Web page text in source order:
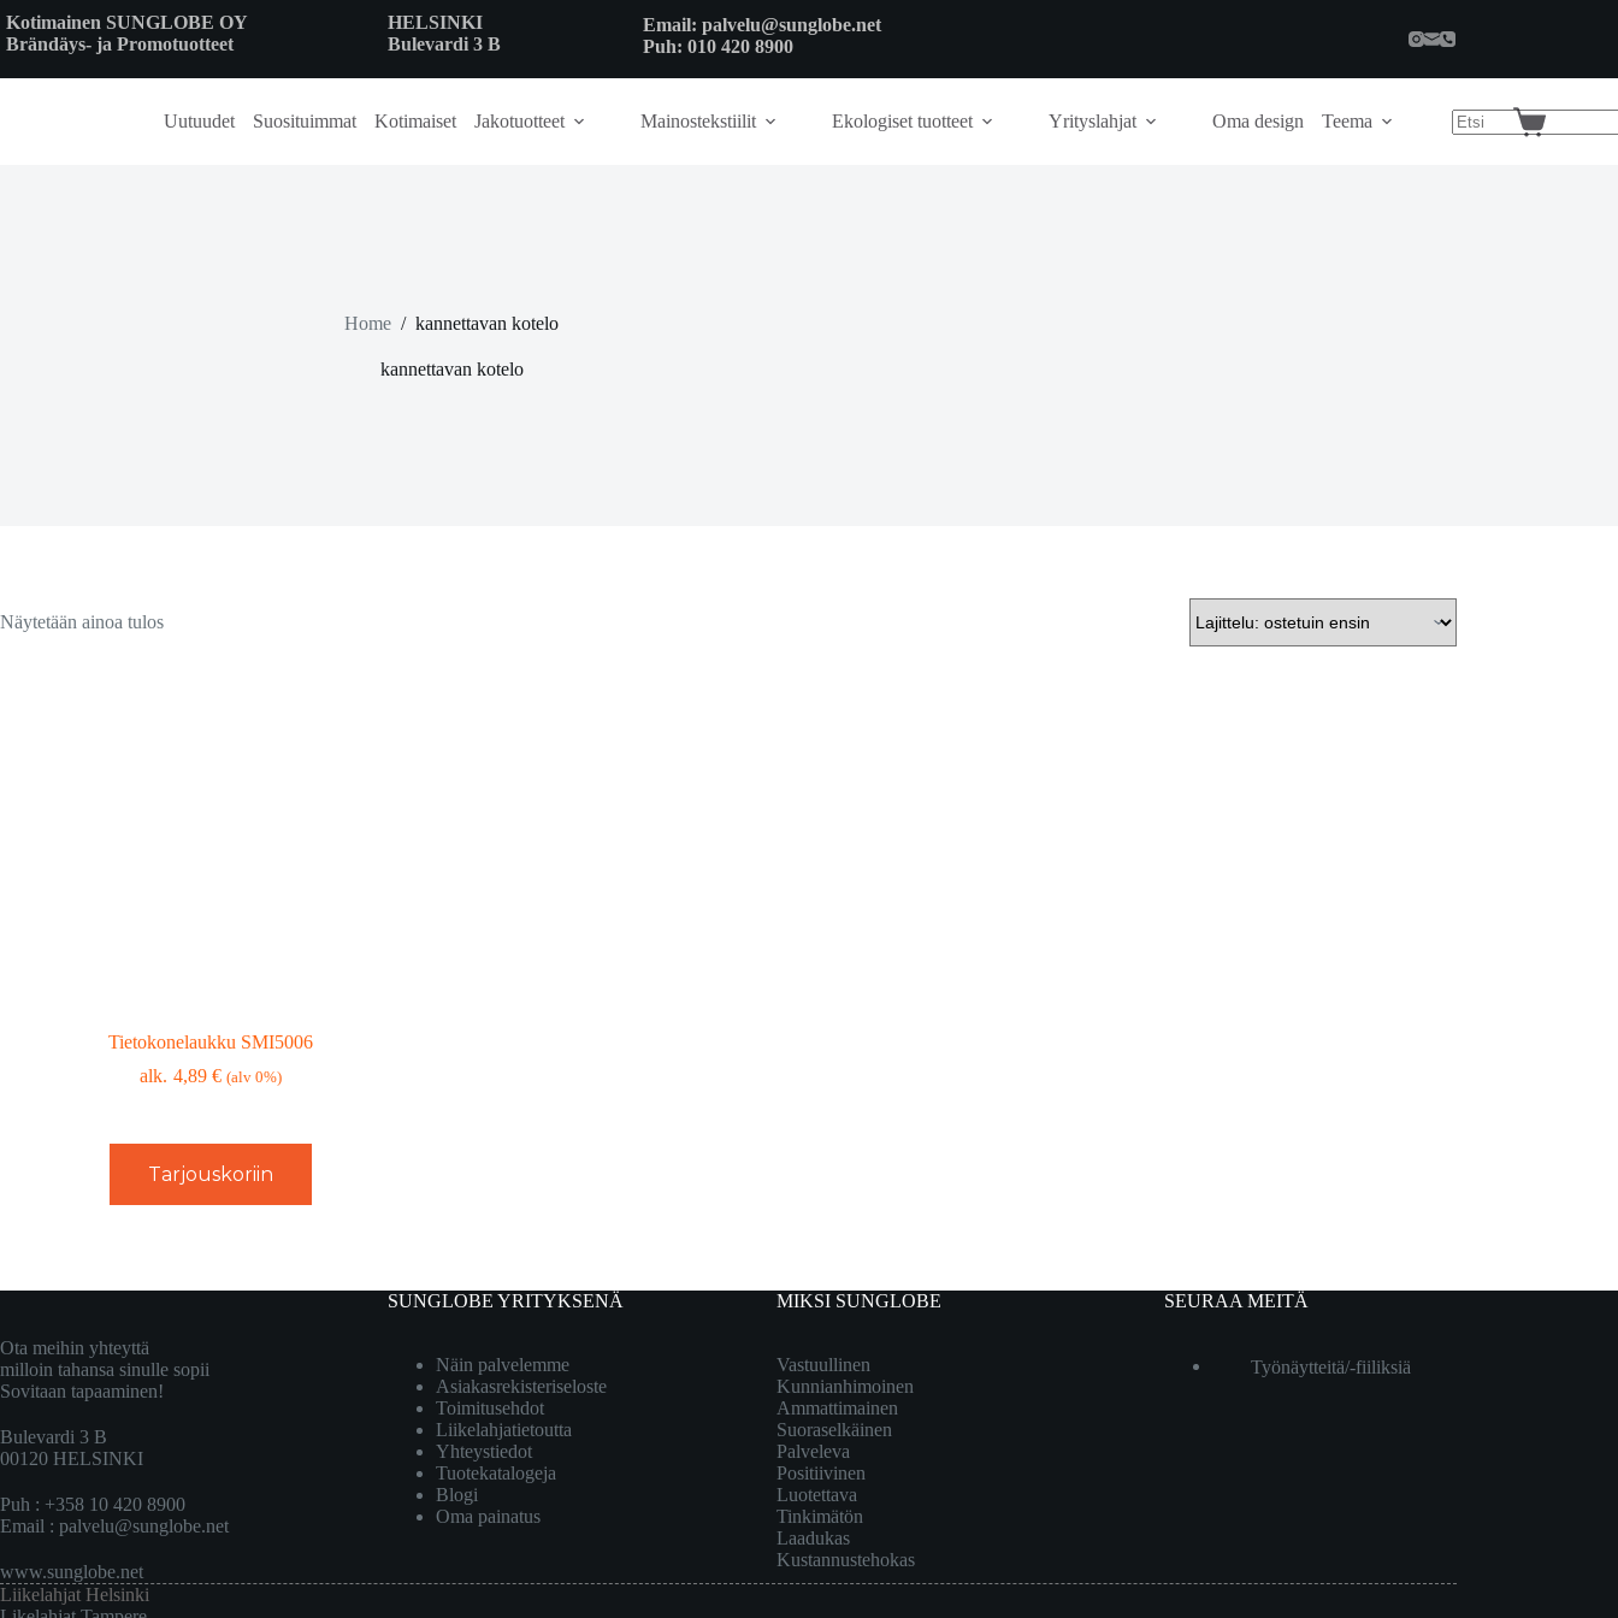
to
content
Kotimainen SUNGLOBE OY
Brändäys- ja Promotuotteet
HELSINKI
Bulevardi 3 B
Email: palvelu@sunglobe.net
Puh: 010 420 8900
Uutuudet Suosituimmat Kotimaiset Jakotuotteet Mainostekstiilit Ekologiset tuotteet Yrityslahjat Oma design Teema
Shopping
Home / kannettavan kotelo
kannettavan kotelo
Näytetään ainoa tulos
Tietokonelaukku SMI5006
4,89 € (alv 0%)
Tarjouskoriin
Ota meihin yhteyttä
milloin tahansa sinulle sopii
Sovitaan tapaaminen!
Bulevardi 3 B
00120 HELSINKI
Puh : +358 10 420 8900
Email : palvelu@sunglobe.net
www.sunglobe.net
SUNGLOBE YRITYKSENÄ
Näin palvelemme
Asiakasrekisteriseloste
Toimitusehdot
Liikelahjatietoutta
Yhteystiedot
Tuotekatalogeja
Blogi
Oma painatus
MIKSI SUNGLOBE
Vastuullinen
Kunnianhimoinen
Ammattimainen
Suoraselkäinen
Palveleva
Positiivinen
Luotettava
Tinkimätön
Laadukas
Kustannustehokas
SEURAA MEITÄ
Työnäytteitä/-fiiliksiä
Liikelahjat Helsinki